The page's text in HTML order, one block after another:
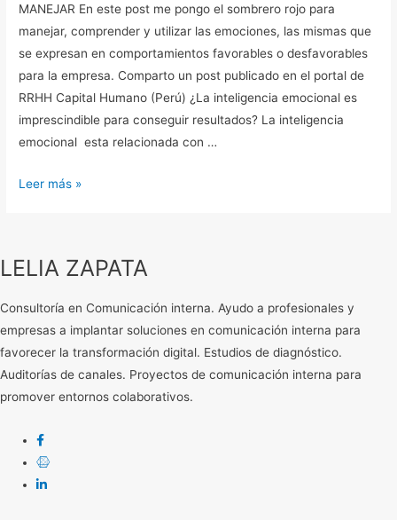
MANEJAR En este post me pongo el sombrero rojo para
manejar, comprender y utilizar las emociones, las mismas que
se expresan en comportamientos favorables o desfavorables
para la empresa. Comparto un post publicado en el portal de
RRHH Capital Humano (Perú) ¿La inteligencia emocional es
imprescindible para conseguir resultados? La inteligencia
emocional esta relacionada con …
Leer más »
LELIA ZAPATA
Consultoría en Comunicación interna. Ayudo a profesionales y
empresas a implantar soluciones en comunicación interna para
favorecer la transformación digital. Estudios de diagnóstico.
Auditorías de canales. Proyectos de comunicación interna para
promover entornos colaborativos.